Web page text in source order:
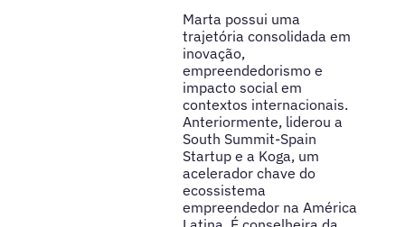
Marta possui uma
trajetória consolidada em
inovação,
empreendedorismo e
impacto social em
contextos internacionais.
Anteriormente, liderou a
South Summit-Spain
Startup e a Koga, um
acelerador chave do
ecossistema
empreendedor na América